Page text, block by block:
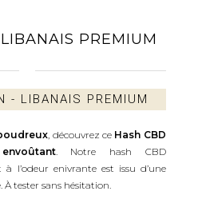
PREMIUM
- LIBANAIS PREMIUM
, découvrez ce Hash CBD
. Notre hash CBD
l’odeur enivrante est issu d’une
À tester sans hésitation.